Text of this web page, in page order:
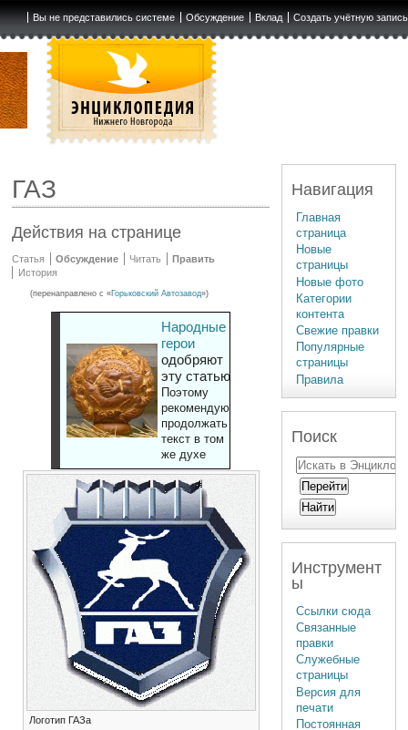
Вы не представились системе Обсуждение Вклад Создать учётную запись
ГАЗ
Действия на странице
Статья Обсуждение Читать
Править
История
(перенаправлено с «Горьковский Автозавод»)
Народные
герои
одобряют
эту статью
Поэтому
рекомендуют
продолжать
текст в том
же духе
Логотип ГАЗа
Навигация
Главная
страница
Новые
страницы
Новые фото
Категории
контента
Свежие правки
Популярные
страницы
Правила
Поиск
Инструмент
ы
Ссылки сюда
Связанные
правки
Служебные
страницы
Версия для
печати
Постоянная